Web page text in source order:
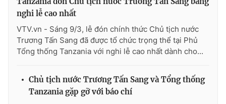
Cơ quan báo chí:Thời báo VTV
Giấy phép hoạt động báo in và báo điện tử số 483/GP-BTTTT
cấp ngày 29/12/2023
Tổng Biên tập: Vũ Thanh Thủy
Nguyễn Trọng Ninh
Tổng đài VTV:024.38 355 931 - 024.38 355 932
nghi lễ cao nhất
VTV.vn - Sáng 9/3, lễ đón chính thức Chủ tịch nước
Trương Tấn Sang đã được tổ chức trọng thể tại Phủ
Tổng thống Tanzania với nghi lễ cao nhất dành cho...
Chủ tịch nước Trương Tấn Sang và Tổng thống
Tanzania gặp gỡ với báo chí